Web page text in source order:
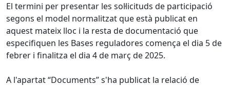
El termini per presentar les sol·licituds de participació
segons el model normalitzat que està publicat en
aquest mateix lloc i la resta de documentació que
especifiquen les Bases reguladores comença el dia 5 de
febrer i finalitza el dia 4 de març de 2025.
A l'apartat “Documents” s'ha publicat la relació de